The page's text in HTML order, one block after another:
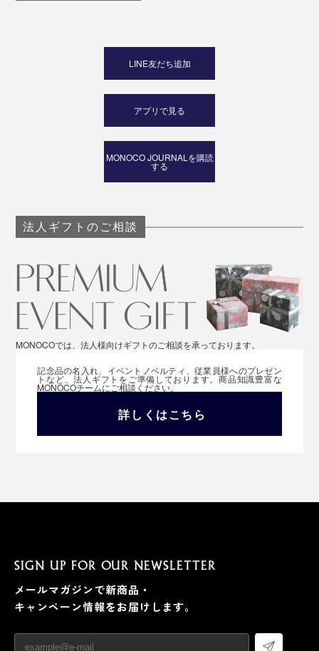
LINE友だち追加
アプリで見る
MONOCO JOURNALを購読
する
法人ギフトのご相談
MONOCOでは、法人様向けギフトのご相談を承っております。
記念品の名入れ、イベントノベルティ、従業員様へのプレゼン
トなど、法人ギフトをご準備しております。商品知識豊富な
MONOCOチームにご相談ください。
詳しくはこちら
SIGN UP FOR OUR NEWSLETTER
メールマガジンで新商品・
キャンペーン情報をお届けします。